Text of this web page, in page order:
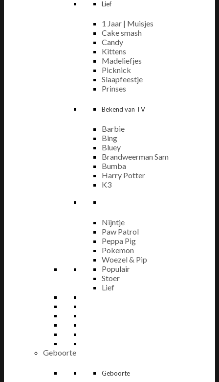
Lief
1 Jaar | Muisjes
Cake smash
Candy
Kittens
Madeliefjes
Picknick
Slaapfeestje
Prinses
Bekend van TV
Barbie
Bing
Bluey
Brandweerman Sam
Bumba
Harry Potter
K3
Nijntje
Paw Patrol
Peppa Pig
Pokemon
Woezel & Pip
Populair
Stoer
Lief
Geboorte
Geboorte